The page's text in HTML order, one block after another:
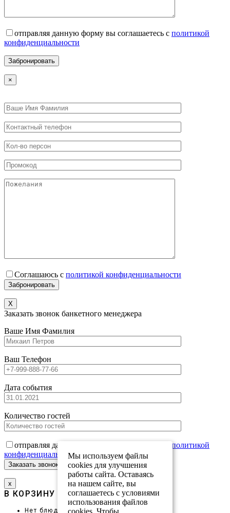
отправляя данную форму вы соглашаетесь с политикой
конфиденциальности
×
Соглашаюсь с политикой конфиденциальности
X
Заказать звонок банкетного менеджера
Ваше Имя Фамилия
Ваш Телефон
Дата события
Количество гостей
отправляя данную форму вы соглашаетесь с
политикой
конфиденциальности
х
В КОРЗИНУ ПРОМОКОД
Нет блюд в корзине.
Мы используем файлы
cookies для улучшения
работы сайта. Оставаясь
на нашем сайте, вы
соглашаетесь с условиями
использования файлов
cookies. Чтобы